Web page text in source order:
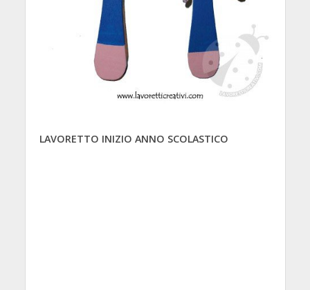
LAVORETTO INIZIO ANNO SCOLASTICO